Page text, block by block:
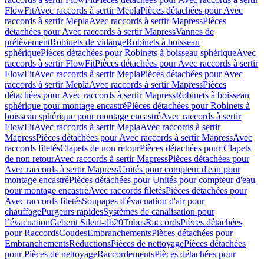
FlowFitAvec raccords à sertir MeplaPièces détachées pour Avec
raccords à sertir MeplaAvec raccords à sertir MapressPièces
détachées pour Avec raccords à sertir MapressVannes de
prélèvementRobinets de vidangeRobinets à boisseau
sphériquePièces détachées pour Robinets à boisseau sphériqueAvec
raccords à sertir FlowFitPièces détachées pour Avec raccords à sertir
FlowFitAvec raccords à sertir MeplaPièces détachées pour Avec
raccords à sertir MeplaAvec raccords à sertir MapressPièces
détachées pour Avec raccords à sertir MapressRobinets à boisseau
sphérique pour montage encastréPièces détachées pour Robinets à
boisseau sphérique pour montage encastréAvec raccords à sertir
FlowFitAvec raccords à sertir MeplaAvec raccords à sertir
MapressPièces détachées pour Avec raccords à sertir MapressAvec
raccords filetésClapets de non retourPièces détachées pour Clapets
de non retourAvec raccords à sertir MapressPièces détachées pour
Avec raccords à sertir MapressUnités pour compteur d'eau pour
montage encastréPièces détachées pour Unités pour compteur d'eau
pour montage encastréAvec raccords filetésPièces détachées pour
Avec raccords filetésSoupapes d'évacuation d'air pour
chauffagePurgeurs rapidesSystèmes de canalisation pour
l’évacuationGeberit Silent-db20TubesRaccordsPièces détachées
pour RaccordsCoudesEmbranchementsPièces détachées pour
EmbranchementsRéductionsPièces de nettoyagePièces détachées
pour Pièces de nettoyageRaccordementsPièces détachées pour